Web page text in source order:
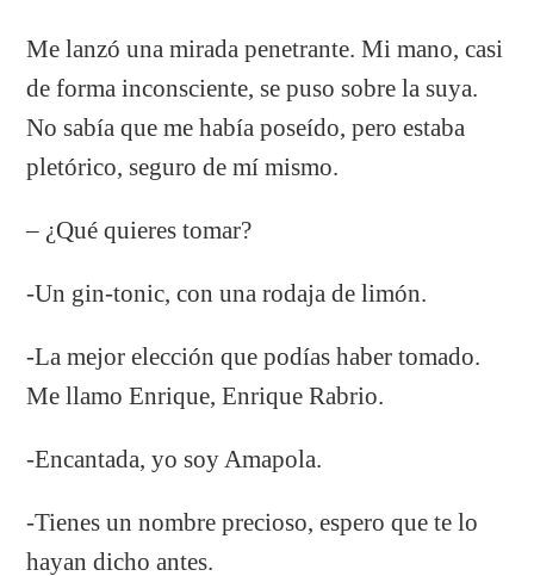
Me lanzó una mirada penetrante. Mi mano, casi
de forma inconsciente, se puso sobre la suya.
No sabía que me había poseído, pero estaba
pletórico, seguro de mí mismo.
– ¿Qué quieres tomar?
-Un gin-tonic, con una rodaja de limón.
-La mejor elección que podías haber tomado.
Me llamo Enrique, Enrique Rabrio.
-Encantada, yo soy Amapola.
-Tienes un nombre precioso, espero que te lo
hayan dicho antes.